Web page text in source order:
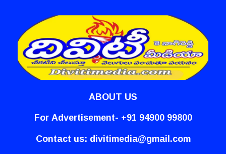
ABOUT US
For Advertisement- +91 94900 99800
Contact us: divitimedia@gmail.com